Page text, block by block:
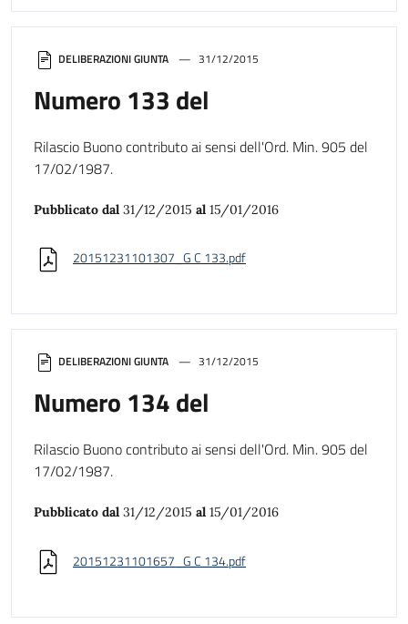
DELIBERAZIONI GIUNTA 31/12/2015
Numero 134 del
Rilascio Buono contributo ai sensi dell'Ord. Min. 905 del
17/02/1987.
Pubblicato dal 31/12/2015 al 15/01/2016
20151231101657_G C 134.pdf
DELIBERAZIONI GIUNTA 31/12/2015
Numero 133 del
Rilascio Buono contributo ai sensi dell'Ord. Min. 905 del
17/02/1987.
Pubblicato dal 31/12/2015 al 15/01/2016
20151231101307_G C 133.pdf